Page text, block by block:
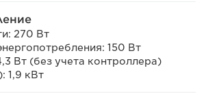
270 Вт
150 Вт
Вт (без учета контроллера)
1,9 кВт